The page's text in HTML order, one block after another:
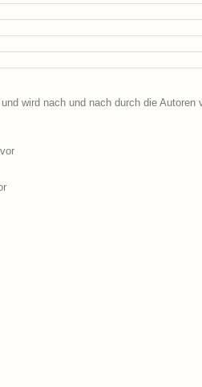
wird nach und nach durch die Autoren